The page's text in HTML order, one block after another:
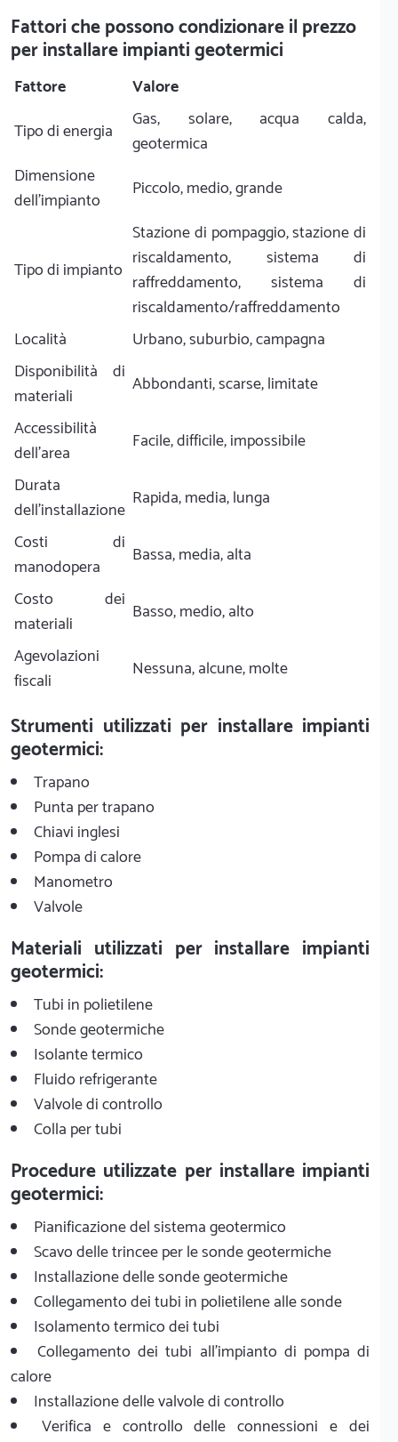
Fattori che possono condizionare il prezzo
per installare impianti geotermici
Fattore
Valore
Tipo di energia
Gas, solare, acqua calda,
geotermica
Dimensione
dell'impianto
Piccolo, medio, grande
Tipo di impianto
Stazione di pompaggio, stazione di
riscaldamento, sistema di
raffreddamento, sistema di
riscaldamento/raffreddamento
Località
Urbano, suburbio, campagna
Disponibilità di
materiali
Abbondanti, scarse, limitate
Accessibilità
dell'area
Facile, difficile, impossibile
Durata
dell'installazione Rapida, media, lunga
Costi di
manodopera
Bassa, media, alta
Costo dei
materiali
Basso, medio, alto
Agevolazioni
fiscali
Nessuna, alcune, molte
Strumenti utilizzati per installare impianti
geotermici:
Trapano
Punta per trapano
Chiavi inglesi
Pompa di calore
Manometro
Valvole
Materiali utilizzati per installare impianti
geotermici:
Tubi in polietilene
Sonde geotermiche
Isolante termico
Fluido refrigerante
Valvole di controllo
Colla per tubi
Procedure utilizzate per installare impianti
geotermici:
Pianificazione del sistema geotermico
Scavo delle trincee per le sonde geotermiche
Installazione delle sonde geotermiche
Collegamento dei tubi in polietilene alle sonde
Isolamento termico dei tubi
Collegamento dei tubi all'impianto di pompa di
calore
Installazione delle valvole di controllo
Verifica e controllo delle connessioni e dei